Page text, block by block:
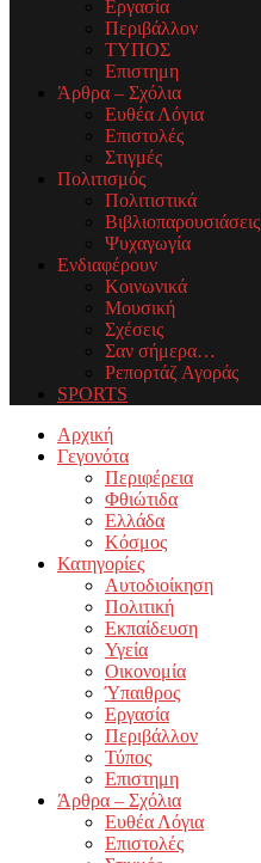
Εργασία
Περιβάλλον
ΤΥΠΟΣ
Επιστημη
Άρθρα – Σχόλια
Ευθέα Λόγια
Επιστολές
Στιγμές
Πολιτισμός
Πολιτιστικά
Βιβλιοπαρουσιάσεις
Ψυχαγωγία
Ενδιαφέρουν
Κοινωνικά
Μουσική
Σχέσεις
Σαν σήμερα…
Ρεπορτάζ Αγοράς
SPORTS
Facebook
Twitter
Instagram
Youtube
Email
Αρχική
Γεγονότα
Περιφέρεια
Φθιώτιδα
Ελλάδα
Κόσμος
Κατηγορίες
Αυτοδιοίκηση
Πολιτική
Εκπαίδευση
Υγεία
Οικονομία
Ύπαιθρος
Εργασία
Περιβάλλον
Τύπος
Επιστημη
Άρθρα – Σχόλια
Ευθέα Λόγια
Επιστολές